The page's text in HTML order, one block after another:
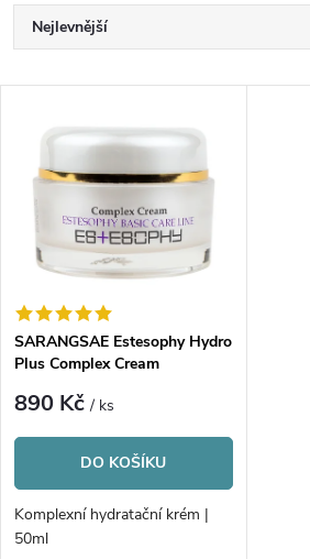
Ř
a
e
n
í
p
r
o
d
Nejlevnější
ý
p
s
p
r
o
SARANGSAE Estesophy Hydro
Plus Complex Cream
890 Kč/ ks
DO KOŠÍKU
Komplexní hydratační krém |
50ml